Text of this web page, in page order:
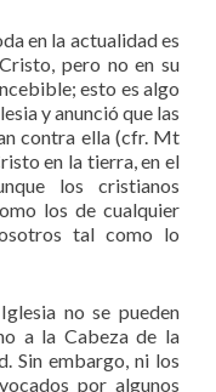
en la actualidad es
pero no en su
esto es algo
y anunció que las
contra ella (cfr. Mt
en la tierra, en el
los cristianos
los de cualquier
tal como lo
no se pueden
a la Cabeza de la
Sin embargo, ni los
por algunos